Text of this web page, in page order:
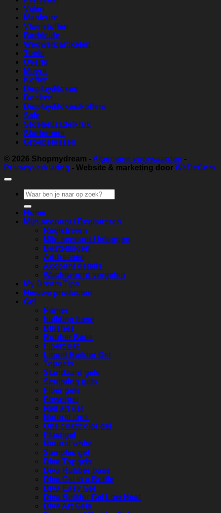
Vijlen
Manicure
Vloeistoffen
Barbicide
Wegwerpartikelen
Tools
Overig
Moyra
Koffer
Display/Boxes
Boeken
Display/Boxes/koffers
Sale
Stoelen/zadelkruk
Startersets
Groepslessen
© 2026 Shopmydream - Algemene voorwaarden -
Privacyverklaring - Website & marketing door WeDeCom
Zoeken
naar:
Home
Mijn account / Registreren
Registreren
Mijn account / Inloggen
Bestellingen
Addresses
Account details
Wachtwoord vergeten
My Dream Tips
Nieuwe producten
Gel
Primer
building base
Blushes
Rubber Base
Fibercoat
Liquid Builder Gel
Topgels
Standaard gels
Sculpting gels
Fiber gels
Powergel
Nail art gel
Natural look
One coat/color gel
Plastigel
Natural white
Samples gel
Diva Topgels
Diva Rubber base
Diva Gel in a Bottle
Diva Easy Gel
Diva Builder Gel Low Heat
Diva Art Gels